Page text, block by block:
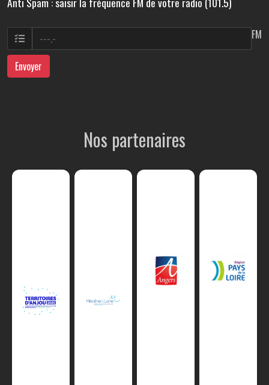
FM
Envoyer
Nos partenaires